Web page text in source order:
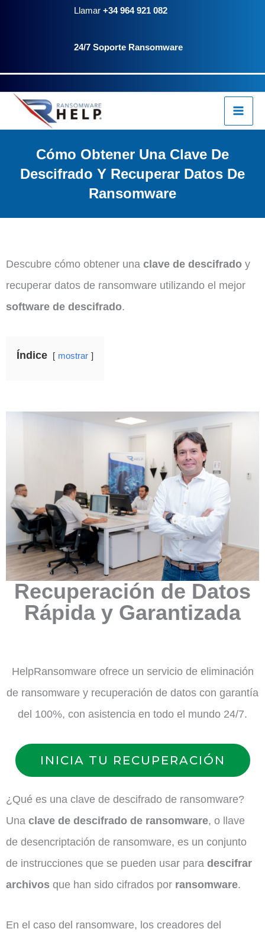
Llamar +34 964 921 082
24/7 Soporte Ransomware
Cómo Obtener Una Clave De
Descifrado Y Recuperar Datos De
Ransomware
Descubre cómo obtener una clave de descifrado y
recuperar datos de ransomware utilizando el mejor
software de descifrado.
Índice mostrar
Recuperación de Datos
Rápida y Garantizada
HelpRansomware ofrece un servicio de eliminación
de ransomware y recuperación de datos con garantía
del 100%, con asistencia en todo el mundo 24/7.
INICIA TU RECUPERACIÓN
¿Qué es una clave de descifrado de ransomware?
Una clave de descifrado de ransomware, o llave
de desencriptación de ransomware, es un conjunto
de instrucciones que se pueden usar para descifrar
archivos que han sido cifrados por ransomware.
En el caso del ransomware, los creadores del